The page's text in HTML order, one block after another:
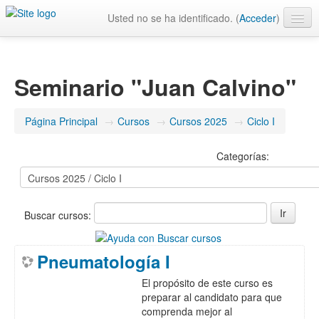
Usted no se ha identificado. (Acceder)
Seminario "Juan Calvino"
Página Principal → Cursos → Cursos 2025 → Ciclo I
Categorías:
Buscar cursos:
Pneumatología I
El propósito de este curso es
preparar al candidato para que
comprenda mejor al